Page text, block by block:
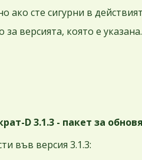
сте сигурни в
версията, която е
D 3.1.3 - пакет за
във версия 3.1.3: